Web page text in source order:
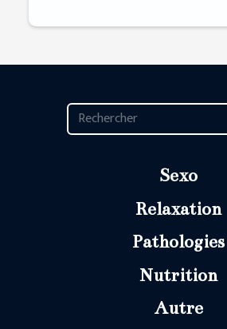
Sexo
Relaxation
Pathologies
Nutrition
Autre